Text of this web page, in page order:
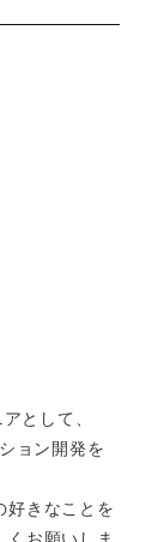
として、
ョン開発を
好きなことを
お願いしま